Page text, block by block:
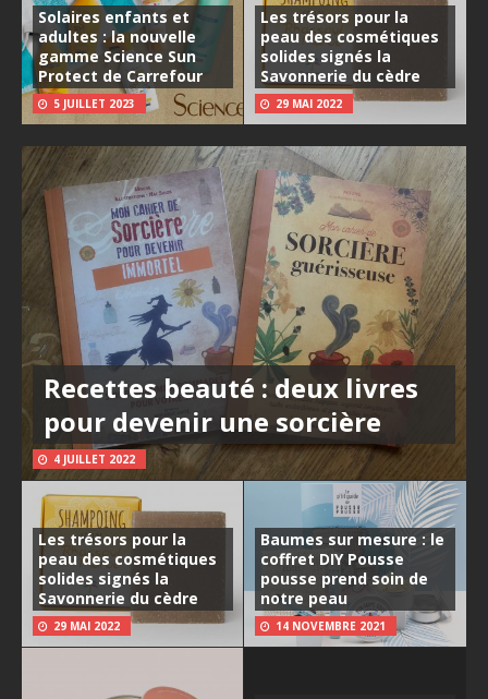
Solaires enfants et
adultes : la nouvelle
gamme Science Sun
Protect de Carrefour
5 JUILLET 2023
Les trésors pour la
peau des cosmétiques
solides signés la
Savonnerie du cèdre
29 MAI 2022
Recettes beauté : deux livres
pour devenir une sorcière
4 JUILLET 2022
Les trésors pour la
peau des cosmétiques
solides signés la
Savonnerie du cèdre
29 MAI 2022
Baumes sur mesure : le
coffret DIY Pousse
pousse prend soin de
notre peau
14 NOVEMBRE 2021